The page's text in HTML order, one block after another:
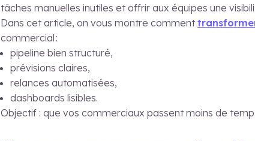
tâches manuelles inutiles et offrir aux équipes une
Dans cet article, on vous montre comment
commercial :
pipeline bien structuré,
prévisions claires,
relances automatisées,
dashboards lisibles.
Objectif : que vos commerciaux passent moins de